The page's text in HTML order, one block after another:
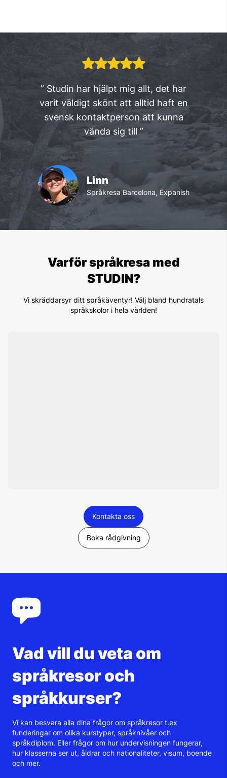
något att göra i Malaga och det är lätt att
träffa nya vänner, både lokalbor och
givetvis bland alla andra kursdeltagare
från hela världen.
” Studin har hjälpt mig allt, det har
varit väldigt skönt att alltid haft en
svensk kontaktperson att kunna
vända sig till ”
Linn
Språkresa Barcelona, Expanish
Varför språkresa med
STUDIN?
Vi skräddarsyr ditt språkäventyr! Välj bland hundratals
språkskolor i hela världen!
Kontakta oss
Boka rådgivning
Vad vill du veta om
språkresor och
språkkurser?
Vi kan besvara alla dina frågor om språkresor t.ex
funderingar om olika kurstyper, språknivåer och
språkdiplom. Eller frågor om hur undervisningen fungerar,
hur klasserna ser ut, åldrar och nationaliteter, visum, boende
och mer.